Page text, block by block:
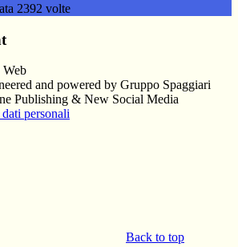
2392 volte
and powered by Gruppo Spaggiari
Publishing & New Social Media
personali
Back to top